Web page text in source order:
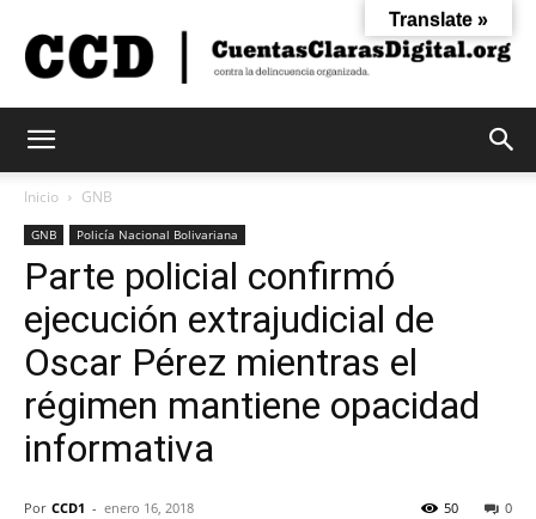
Claras
Digital
Inicio GNB
GNB Policía Nacional Bolivariana
Parte policial confirmó
ejecución extrajudicial de
Oscar Pérez mientras el
régimen mantiene opacidad
informativa
Por CCD1 - enero 16, 2018 0
50
Translate »